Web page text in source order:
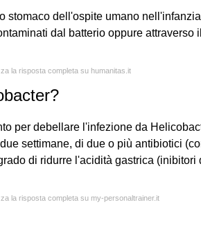
stomaco dell'ospite umano
dal batterio oppure attraverso
la risposta completa su humanitas.it
per debellare l'infezione da
settimane, di due o più antibiotici
di ridurre l'acidità gastrica (inibitori
la risposta completa su my-personaltrainer.it